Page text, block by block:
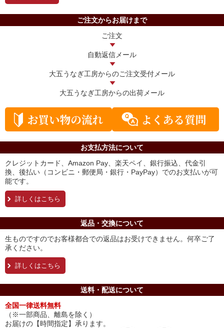
ご注文からお届けまで
ご注文
自動返信メール
大五うなぎ工房からのご注文受付メール
大五うなぎ工房からの出荷メール
お支払方法について
クレジットカード、Amazon Pay、楽天ペイ、銀行振込、代金引
換、後払い（コンビニ・郵便局・銀行・PayPay）でのお支払いが可
能です。
詳しくはこちら
返品・交換について
生ものですのでお客様都合での返品はお受けできません。何卒ご了
承ください。
詳しくはこちら
送料・配送について
全国一律送料無料
（※一部商品、離島を除く）
お届けの【時間指定】承ります。